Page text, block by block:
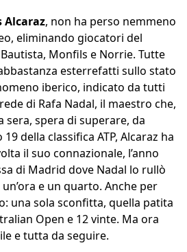
Alcaraz, non ha perso nemmeno
eliminando giocatori del
Monfils e Norrie. Tutte
esterrefatti sullo stato
iberico, indicato da tutti
di Rafa Nadal, il maestro che,
sera, spera di superare, da
della classifica ATP, Alcaraz ha
il suo connazionale, l’anno
di Madrid dove Nadal lo rullò
e un quarto. Anche per
una sola sconfitta, quella patita
Open e 12 vinte. Ma ora
e tutta da seguire.